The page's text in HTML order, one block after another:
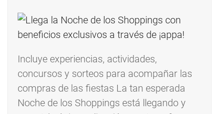
Incluye experiencias, actividades,
concursos y sorteos para acompañar las
compras de las fiestas La tan esperada
Noche de los Shoppings está llegando y